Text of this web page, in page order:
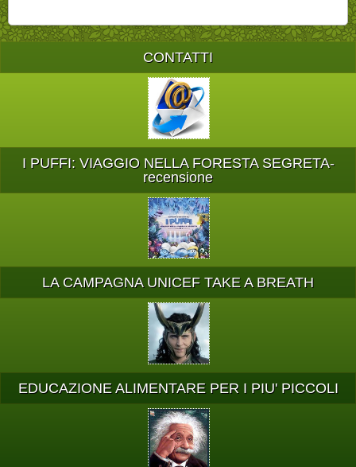
CONTATTI
I PUFFI: VIAGGIO NELLA FORESTA SEGRETA-
recensione
LA CAMPAGNA UNICEF TAKE A BREATH
EDUCAZIONE ALIMENTARE PER I PIU' PICCOLI